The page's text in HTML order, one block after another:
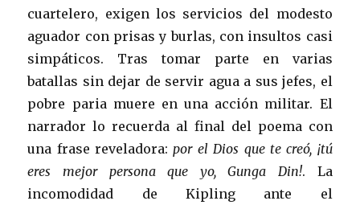
cuartelero, exigen los servicios del modesto
aguador con prisas y burlas, con insultos casi
simpáticos. Tras tomar parte en varias
batallas sin dejar de servir agua a sus jefes, el
pobre paria muere en una acción militar. El
narrador lo recuerda al final del poema con
una frase reveladora: por el Dios que te creó, ¡tú
eres mejor persona que yo, Gunga Din!. La
incomodidad de Kipling ante el